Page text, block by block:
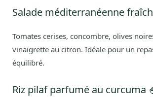
Salade méditerranéenne
Tomates cerises, concombre, olives
vinaigrette au citron. Idéale pour un
équilibré.
Riz pilaf parfumé au curcuma